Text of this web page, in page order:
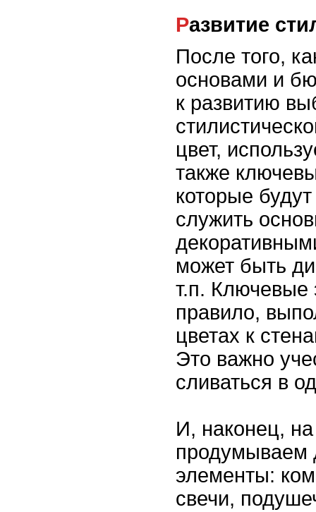
Развитие
После того,
основами и
к развитию
цвет,
также
которые
служить
может быть
т.п. Ключевые
правило,
цветах к
Это важно
сливаться в
И, наконец,
продумываем
элементы:
свечи,